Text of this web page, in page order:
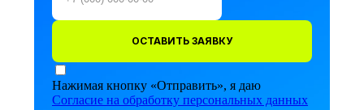
ОСТАВИТЬ ЗАЯВКУ
Нажимая кнопку «Отправить», я даю
Согласие на обработку персональных данных